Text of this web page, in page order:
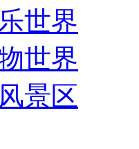
世界
世界
景区